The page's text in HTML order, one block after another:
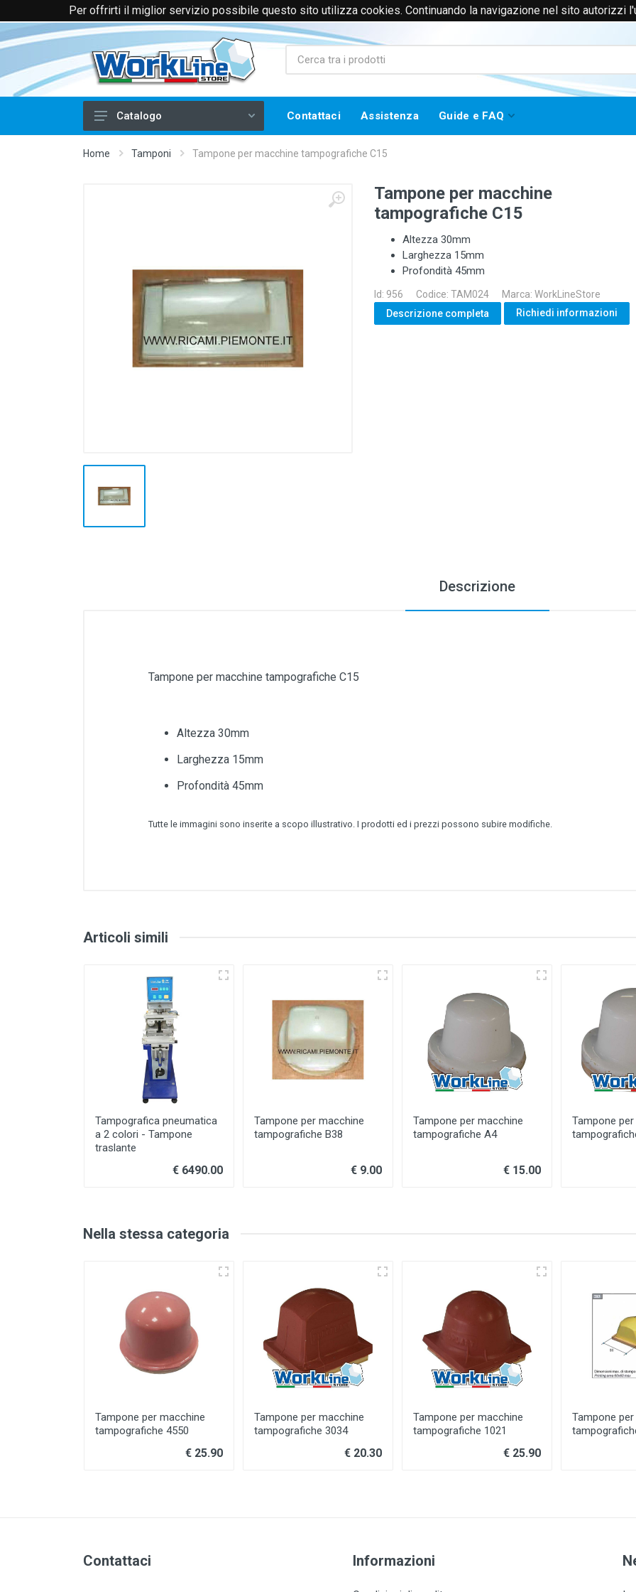
Per offrirti il miglior servizio possibile questo sito utilizza cookies. Continuando la navigazione nel sito autorizzi
+39 0174 088066 (Voce e WhatsApp) +39 0171385365 (Solo Voce) info@worklinestore.com
Laminati plastici
Tampografia
Termoformatura
Catalogo Contattaci Assistenza Guide e FAQ
Home Tamponi Tampone per macchine tampografiche C15
Tampone per macchine
tampografiche C15
Altezza 30mm
Larghezza 15mm
Profondità 45mm
Id: 956 Codice: TAM024
Marca: WorkLineStore
Descrizione completa
Richiedi informazioni
Descrizione
Tampone per macchine tampografiche C15
Altezza 30mm
Larghezza 15mm
Profondità 45mm
Tutte le immagini sono inserite a scopo illustrativo. I prodotti ed i prezzi possono subire modifiche.
Articoli simili
Tampografica pneumatica
a 2 colori - Tampone
traslante
€ 6490.00
Tampone per macchine
tampografiche B38
€ 9.00
Tampone per macchine
tampografiche A4
€ 15.00
Tampone
Nella stessa categoria
Tampone per macchine
tampografiche 4550
€ 25.90
Tampone per macchine
tampografiche 3034
€ 20.30
Tampone per macchine
tampografiche 1021
€ 25.90
Tampone
Contattaci Informazioni